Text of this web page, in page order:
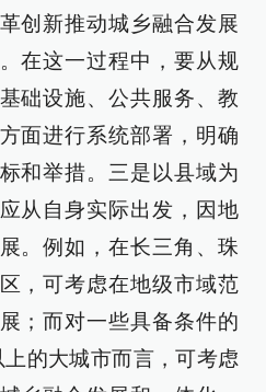
创新推动城乡融合发展
在这一过程中，要从规
础设施、公共服务、教
面进行系统部署，明确
和举措。三是以县域为
从自身实际出发，因地
。例如，在长三角、珠
，可考虑在地级市域范
；而对一些具备条件的
的大城市而言，可考虑